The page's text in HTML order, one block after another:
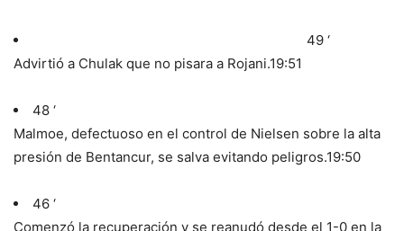
49 ‘
Advirtió a Chulak que no pisara a Rojani.19:51
48 ‘
Malmoe, defectuoso en el control de Nielsen sobre la alta
presión de Bentancur, se salva evitando peligros.19:50
46 ‘
Comenzó la recuperación y se reanudó desde el 1-0 en la